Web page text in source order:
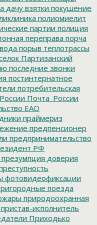
дачу взятки покушение
полиомиелит
партии полиция
переправа порча
порыв теплотрассы
Партизанский
последние звонки
постинтернатное
потребительская
Почта_России
ЕАО
праймериз
предпенсионер
предпринимательство
РФ
презумпция доверия
фотовидеофиксации
поезда
природоохранная
пристав-исполнитель
Приходько